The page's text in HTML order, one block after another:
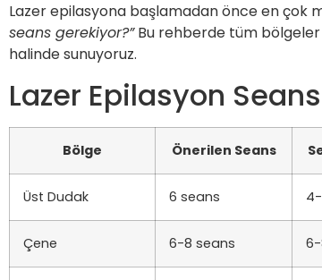
Lazer epilasyona başlamadan önce en çok
seans gerekiyor?”Bu rehberde tüm bölgeler
halinde sunuyoruz.
Lazer Epilasyon
Bölge Önerilen Seans
Üst Dudak 6 seans
Çene 6-8 seans